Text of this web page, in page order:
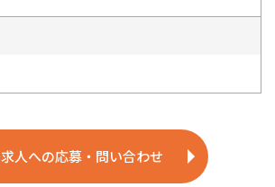
人への応募・問い合わせ